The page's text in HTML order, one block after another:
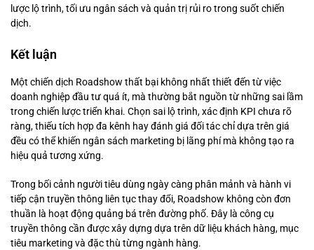
lược lộ trình, tối ưu ngân sách và quản trị rủi ro trong suốt chiến
dịch.
Kết luận
Một chiến dịch Roadshow thất bại không nhất thiết đến từ việc
doanh nghiệp đầu tư quá ít, mà thường bắt nguồn từ những sai lầm
trong chiến lược triển khai. Chọn sai lộ trình, xác định KPI chưa rõ
ràng, thiếu tích hợp đa kênh hay đánh giá đối tác chỉ dựa trên giá
đều có thể khiến ngân sách marketing bị lãng phí mà không tạo ra
hiệu quả tương xứng.
Trong bối cảnh người tiêu dùng ngày càng phân mảnh và hành vi
tiếp cận truyền thông liên tục thay đổi, Roadshow không còn đơn
thuần là hoạt động quảng bá trên đường phố. Đây là công cụ
truyền thông cần được xây dựng dựa trên dữ liệu khách hàng, mục
tiêu marketing và đặc thù từng ngành hàng.